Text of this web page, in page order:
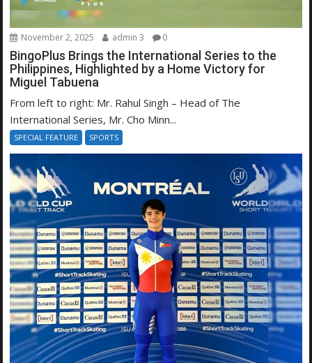
November 2, 2025 admin 3 0
BingoPlus Brings the International Series to the
Philippines, Highlighted by a Home Victory for
Miguel Tabuena
From left to right: Mr. Rahul Singh – Head of The
International Series, Mr. Cho Minn...
SPECIAL FEATURE SPORTS